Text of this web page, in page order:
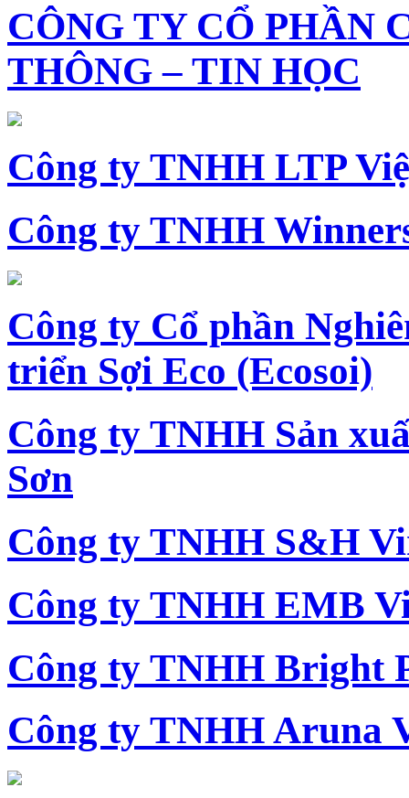
CÔNG TY CỔ PHẦN
THÔNG – TIN HỌC
Công ty TNHH LTP
Công ty TNHH
Công ty Cổ phần
triển Sợi Eco (Ecosoi)
Công ty TNHH Sản
Sơn
Công ty TNHH S&H
Công ty TNHH EMB
Công ty TNHH Bright
Công ty TNHH Aruna